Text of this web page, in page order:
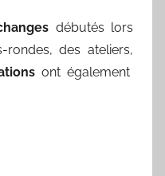
débutés lors
des ateliers,
ont également